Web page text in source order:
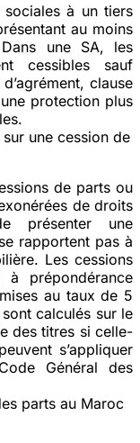
à un tiers
au moins
une SA, les
cessibles sauf
clause
protection plus
une cession de
de parts ou
de droits
présenter une
rapportent pas à
Les cessions
prépondérance
au taux de 5
calculés sur le
des titres si celle-
s’appliquer
Général des
parts au Maroc